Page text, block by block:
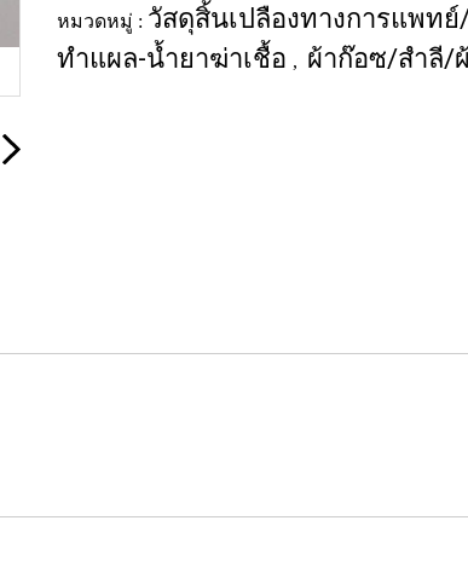
หมวดหมู่ : วัสดุสิ้นเปลืองทางการแพทย์
ทำแผล-น้ำยาฆ่าเชื้อ , ผ้าก๊อซ/สำลี/